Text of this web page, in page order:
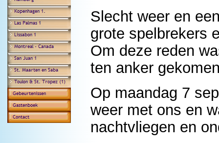
Slecht weer en
grote spelbrekers
Om deze reden
ten anker
Op maandag 7
weer met ons en
nachtvliegen en